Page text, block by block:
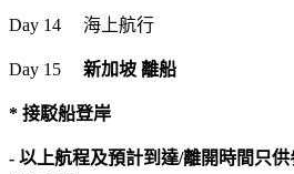
Day 14 海上航行
Day 15 新加坡 離船
* 接駁船登岸
- 以上航程及預計到達/離開時間只